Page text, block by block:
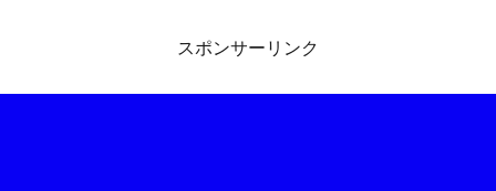
スポンサーリンク